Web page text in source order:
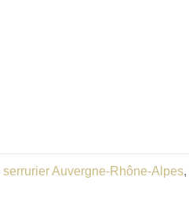
serrurier Auvergne-Rhône-Alpes,